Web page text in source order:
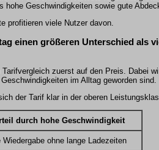
hohe Geschwindigkeiten sowie gute
profitieren viele Nutzer davon.
einen größeren Unterschied als
zuerst auf den Preis. Dabei
im Alltag geworden sind.
der Tarif klar in der oberen
durch hohe Geschwindigkeit
Wiedergabe ohne lange Ladezeiten